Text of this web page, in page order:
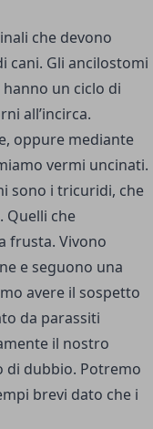
che devono
cani. Gli ancilostomi
un ciclo di
all’incirca.
oppure mediante
vermi uncinati.
sono i tricuridi, che
Quelli che
frusta. Vivono
e seguono una
avere il sospetto
da parassiti
il nostro
di dubbio. Potremo
brevi dato che i